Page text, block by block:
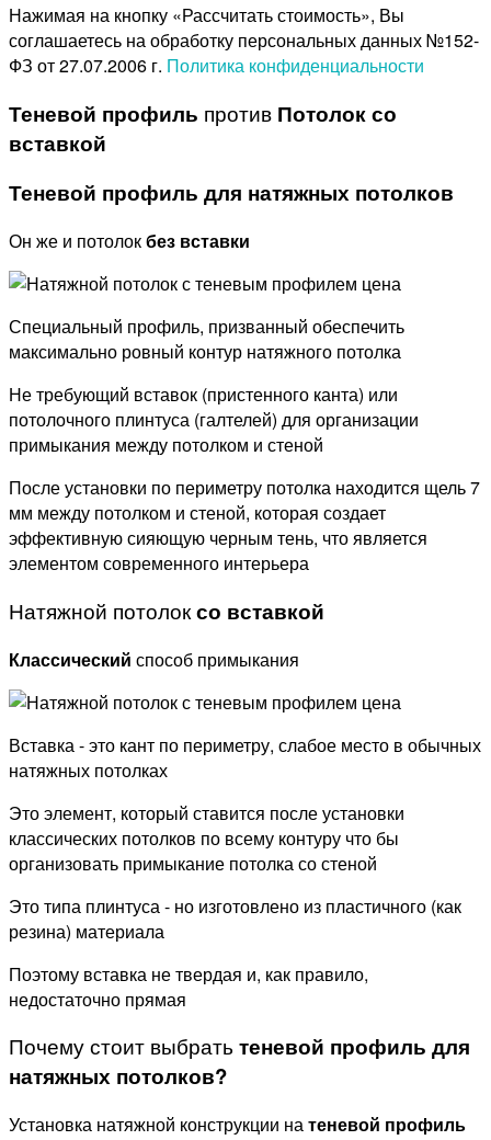
Нажимая на кнопку «Рассчитать стоимость», Вы
соглашаетесь на обработку персональных данных №152-
ФЗ от 27.07.2006 г. Политика конфиденциальности
Теневой профиль против Потолок со
вставкой
Теневой профиль для натяжных потолков
Он же и потолокбез вставки
Специальный профиль, призванный обеспечить
максимально ровный контур натяжного потолка
Не требующий вставок (пристенного канта) или
потолочного плинтуса (галтелей) для организации
примыкания между потолком и стеной
После установки по периметру потолка находится щель 7
мм между потолком и стеной, которая создает
эффективную сияющую черным тень, что является
элементом современного интерьера
Натяжной потолоксо вставкой
Классический способ примыкания
Вставка - это кант по периметру, слабое место в обычных
натяжных потолках
Это элемент, который ставится после установки
классических потолков по всему контуру что бы
организовать примыкание потолка со стеной
Это типа плинтуса - но изготовлено из пластичного (как
резина) материала
Поэтому вставка не твердая и, как правило,
недостаточно прямая
Почему стоит выбрать теневой профиль для
натяжных потолков?
Установка натяжной конструкции натеневой профиль